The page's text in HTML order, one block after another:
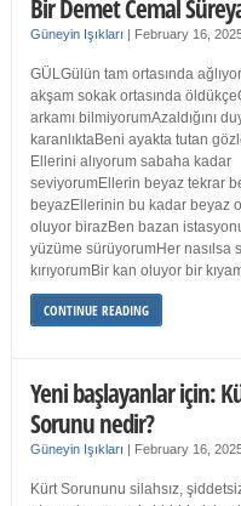
Bir Demet Cemal
Güneyin Işıkları | February 16,
GÜLGülün tam ortasında
akşam sokak ortasında
arkamı bilmiyorumAzaldığını
karanlıktaBeni ayakta tutan
Ellerini alıyorum sabaha kadar
seviyorumEllerin beyaz tekrar
beyazEllerinin bu kadar beyaz
oluyor birazBen bazan
yüzüme sürüyorumHer nasılsa
kırıyorumBir kan oluyor bir
CONTINUE READING
Yeni başlayanlar için:
Sorunu nedir?
Güneyin Işıkları | February 16,
Kürt Sorununu silahsız,